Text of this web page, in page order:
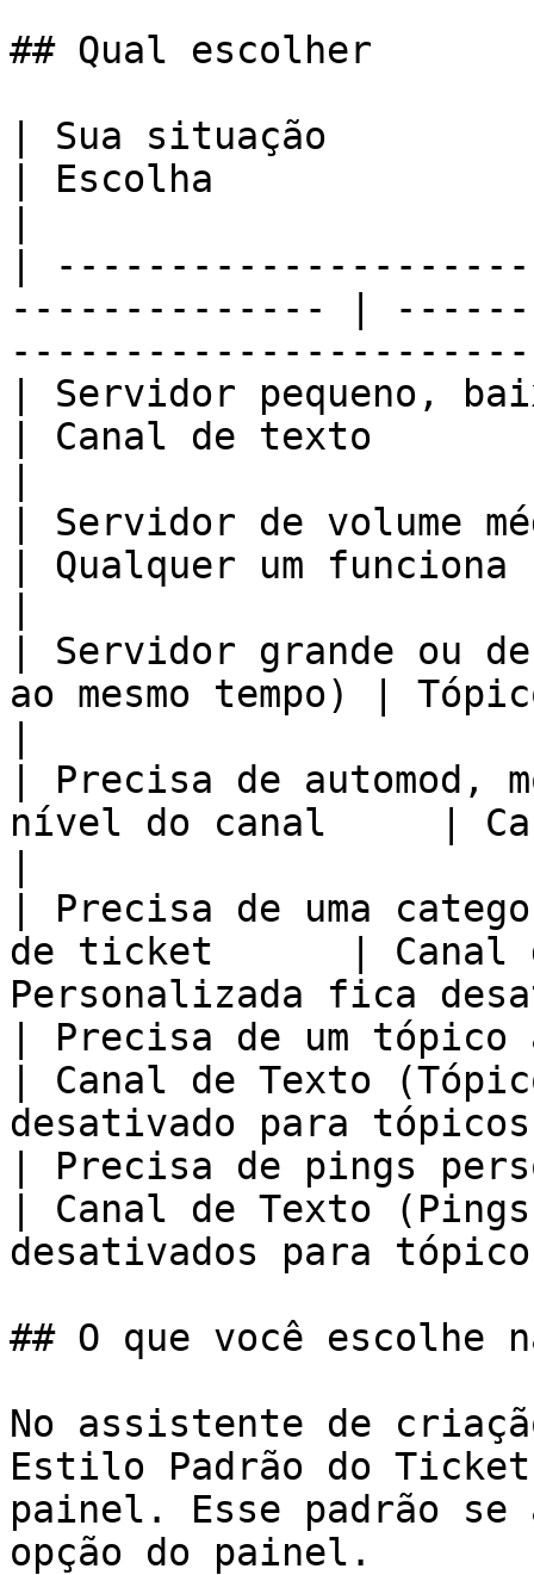
## Qual escolher
| Sua situação
| Escolha
|
-------------- |
| Servidor pequeno,
| Canal de texto
| Servidor de volume
| Qualquer um funciona
| Servidor grande ou
ao mesmo tempo) |
| Precisa de automod,
nível do canal     |
| Precisa de uma
de ticket      | Canal
Personalizada fica
| Precisa de um
| Canal de Texto
desativado para
| Precisa de pings
| Canal de Texto
desativados para
## O que você escolhe
No assistente de
Estilo Padrão do
painel. Esse padrão
opção do painel.